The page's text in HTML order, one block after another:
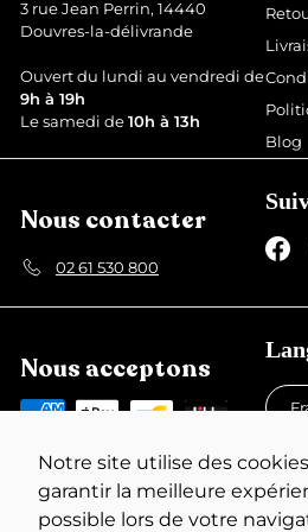
Notre site utilise des
garantir la meilleure
possible lors de votre
t
i
r
3 rue Jean Perrin, 14440
Douvres-la-délivrande
Ouvert du lundi au vendredi de
9h à 19h
Le samedi de10h à 13h
Blog
Nous contacter
02 61 530 800
Nous acceptons